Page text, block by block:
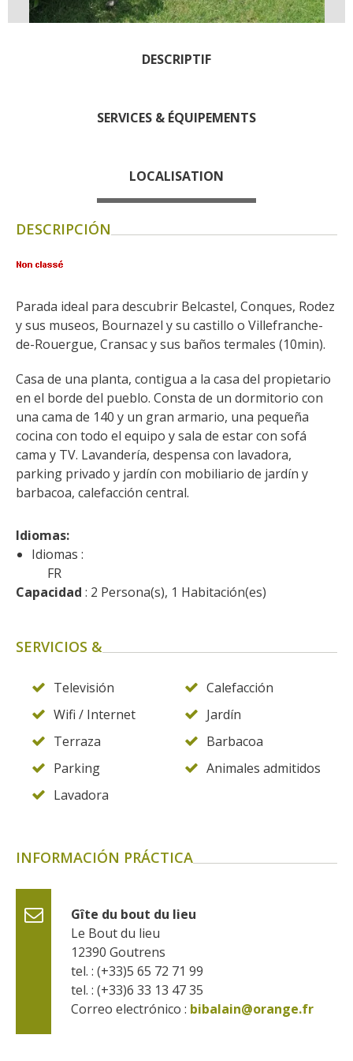
Rouquier en Goutrens
La Palairie en Goutrens
artistas y artesanos
Las vinas
Pasear en menos
de cien
kilómetros
Los más bonitos pueblos en
Francia
Otras hermosas aldeas
El Pays des Bastides du
Rouergue
arte y historia
De la valle del Lot al País
Decazeville – Aubin
Patrimonio mundial de la
DESCRIPTIF
SERVICES & ÉQUIPEMENTS
LOCALISATION
DESCRIPCIÓN
Parada ideal para descubrir Belcastel, Conques, Rodez
y sus museos, Bournazel y su castillo o Villefranche-
de-Rouergue, Cransac y sus baños termales (10min).
Casa de una planta, contigua a la casa del propietario
en el borde del pueblo. Consta de un dormitorio con
una cama de 140 y un gran armario, una pequeña
cocina con todo el equipo y sala de estar con sofá
cama y TV. Lavandería, despensa con lavadora,
parking privado y jardín con mobiliario de jardín y
barbacoa, calefacción central.
Idiomas:
Idiomas :
FR
Capacidad : 2 Persona(s), 1 Habitación(es)
SERVICIOS &
Televisión
Calefacción
Wifi / Internet
Jardín
Terraza
Barbacoa
Parking
Animales admitidos
Lavadora
INFORMACIÓN PRÁCTICA
Gîte du bout du lieu
Le Bout du lieu
12390 Goutrens
tel. : (+33)5 65 72 71 99
tel. : (+33)6 33 13 47 35
Correo electrónico : bibalain@orange.fr